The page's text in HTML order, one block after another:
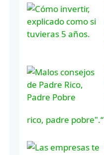
rico, padre pobre".“